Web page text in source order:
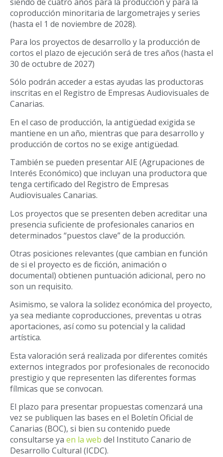
coproducción minoritaria de largometrajes y series
(hasta el 1 de noviembre de 2028).
Para los proyectos de desarrollo y la producción de
cortos el plazo de ejecución será de tres años (hasta el
30 de octubre de 2027)
Sólo podrán acceder a estas ayudas las productoras
inscritas en el Registro de Empresas Audiovisuales de
Canarias.
En el caso de producción, la antigüedad exigida se
mantiene en un año, mientras que para desarrollo y
producción de cortos no se exige antigüedad.
También se pueden presentar AIE (Agrupaciones de
Interés Económico) que incluyan una productora que
tenga certificado del Registro de Empresas
Audiovisuales Canarias.
Los proyectos que se presenten deben acreditar una
presencia suficiente de profesionales canarios en
determinados “puestos clave” de la producción.
Otras posiciones relevantes (que cambian en función
de si el proyecto es de ficción, animación o
documental) obtienen puntuación adicional, pero no
son un requisito.
Asimismo, se valora la solidez económica del proyecto,
ya sea mediante coproducciones, preventas u otras
aportaciones, así como su potencial y la calidad
artística.
Esta valoración será realizada por diferentes comités
externos integrados por profesionales de reconocido
prestigio y que representen las diferentes formas
fílmicas que se convocan.
El plazo para presentar propuestas comenzará una
vez se publiquen las bases en el Boletín Oficial de
Canarias (BOC), si bien su contenido puede
consultarse ya en la web del Instituto Canario de
Desarrollo Cultural (ICDC).